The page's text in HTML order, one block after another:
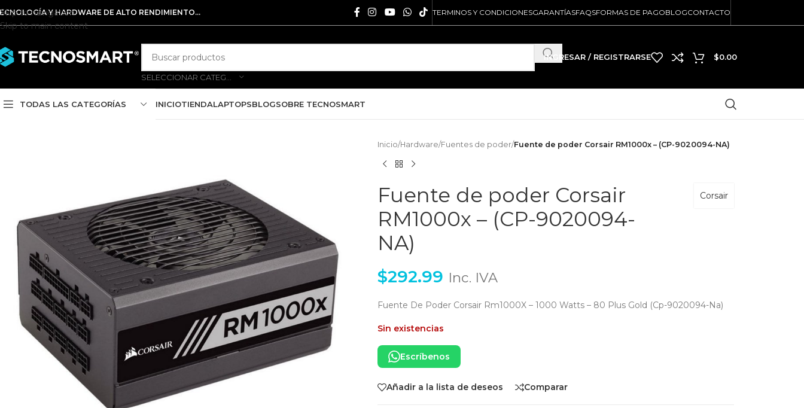
Skip to navigation
Skip to main content
Y HARDWARE DE ALTO RENDIMIENTO... TERMINOS Y CONDICIONESGARANTÍASFAQSFORMAS DE PAGOBLOGCONTACTO
INGRESAR / REGISTRARSE $0.00
TODAS LAS CATEGORÍAS INICIOTIENDALAPTOPSBLOGSOBRE TECNOSMART
Inicio/Hardware/Fuentes de poder/Fuente de poder Corsair RM1000x – (CP-9020094-NA)
Fuente de poder Corsair
RM1000x – (CP-9020094-
NA)
Corsair
$292.99 Inc. IVA
Fuente De Poder Corsair Rm1000X – 1000 Watts – 80 Plus Gold (Cp-9020094-Na)
Sin existencias
Escríbenos
Añadir a la lista de deseos Comparar